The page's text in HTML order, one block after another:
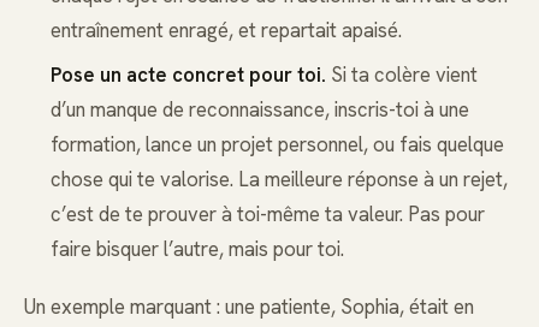
entraînement enragé, et repartait apaisé.
Pose un acte concret pour toi. Si ta colère vient
d’un manque de reconnaissance, inscris-toi à une
formation, lance un projet personnel, ou fais quelque
chose qui te valorise. La meilleure réponse à un rejet,
c’est de te prouver à toi-même ta valeur. Pas pour
faire bisquer l’autre, mais pour toi.
Un exemple marquant : une patiente, Sophia, était en